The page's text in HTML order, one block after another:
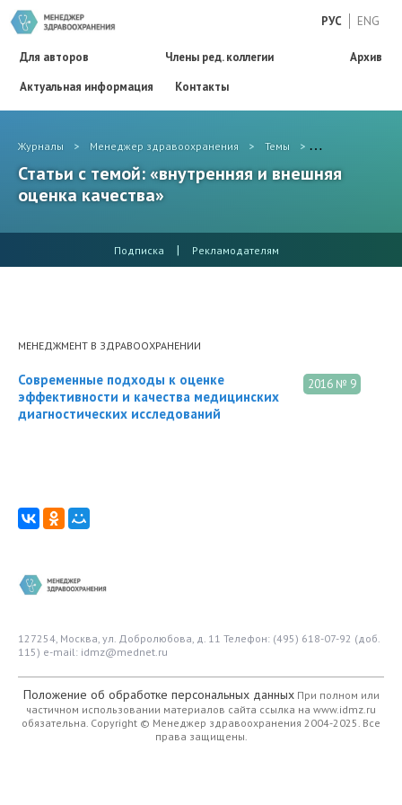
РУС ENG
Для авторов Члены ред. коллегии
Архив
Актуальная информация
Контакты
Журналы > Менеджер здравоохранения > Темы > внутренняя и
Статьи с темой: «внутренняя и внешняя
оценка качества»
Подписка | Рекламодателям
МЕНЕДЖМЕНТ В ЗДРАВООХРАНЕНИИ
2016 № 9
Современные подходы к оценке
эффективности и качества медицинских
диагностических исследований
127254, Москва, ул. Добролюбова, д. 11 Телефон: (495) 618-07-92 (доб.
115) e-mail: idmz@mednet.ru
Положение об обработке персональных данныхПри полном или
частичном использовании материалов сайта ссылка на www.idmz.ru
обязательна. Copyright © Менеджер здравоохранения 2004-2025. Все
права защищены.